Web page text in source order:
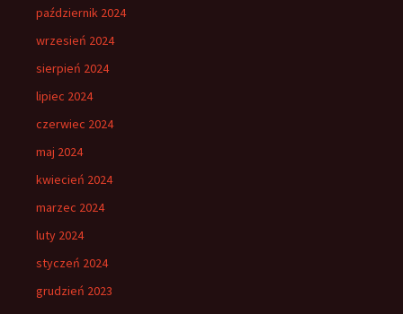
październik 2024
wrzesień 2024
sierpień 2024
lipiec 2024
czerwiec 2024
maj 2024
kwiecień 2024
marzec 2024
luty 2024
styczeń 2024
grudzień 2023